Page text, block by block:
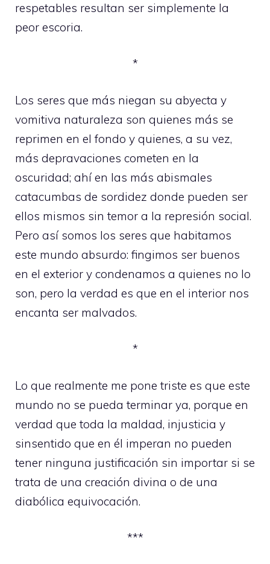
respetables resultan ser simplemente la
peor escoria.
*
Los seres que más niegan su abyecta y
vomitiva naturaleza son quienes más se
reprimen en el fondo y quienes, a su vez,
más depravaciones cometen en la
oscuridad; ahí en las más abismales
catacumbas de sordidez donde pueden ser
ellos mismos sin temor a la represión social.
Pero así somos los seres que habitamos
este mundo absurdo: fingimos ser buenos
en el exterior y condenamos a quienes no lo
son, pero la verdad es que en el interior nos
encanta ser malvados.
*
Lo que realmente me pone triste es que este
mundo no se pueda terminar ya, porque en
verdad que toda la maldad, injusticia y
sinsentido que en él imperan no pueden
tener ninguna justificación sin importar si se
trata de una creación divina o de una
diabólica equivocación.
***